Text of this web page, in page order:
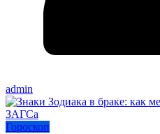
admin
Гороскоп